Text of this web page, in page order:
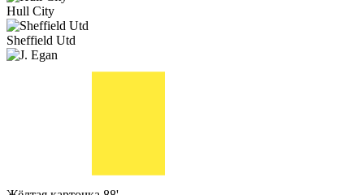
Hull City
Sheffield Utd